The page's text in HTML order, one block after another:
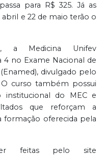
para R$ 325. Já as
abril e 22 de maio terão o
a Medicina Unifev
no Exame Nacional de
divulgado pelo
O curso também possui
institucional do MEC e
que reforçam a
formação oferecida pela
feitas pelo site